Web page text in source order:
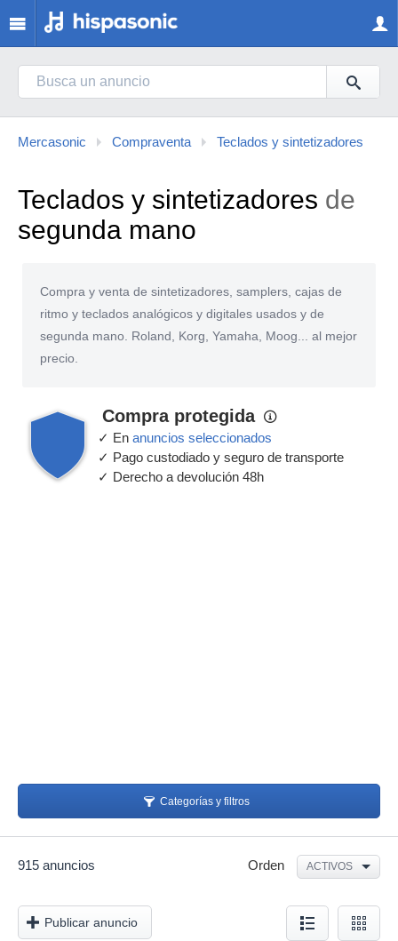
Mercasonic Compraventa Teclados y sintetizadores
Teclados y sintetizadores de
segunda mano
Compra y venta de sintetizadores, samplers, cajas de
ritmo y teclados analógicos y digitales usados y de
segunda mano. Roland, Korg, Yamaha, Moog... al mejor
precio.
Compra protegida
✓ En anuncios seleccionados
✓ Pago custodiado y seguro de transporte
✓ Derecho a devolución 48h
Categorías y filtros
Orden ACTIVOS
915 anuncios
Publicar anuncio